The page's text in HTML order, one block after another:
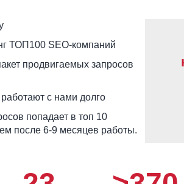
ТОП100 SEO-компаний
продвигаемых запросов
с нами долго
попадает в топ 10
после 6-9 месяцев работы.